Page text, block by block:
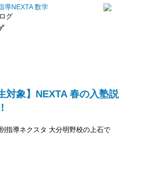
グ
対象】NEXTA 春の入塾説
指導ネクスタ 大分明野校の上石で